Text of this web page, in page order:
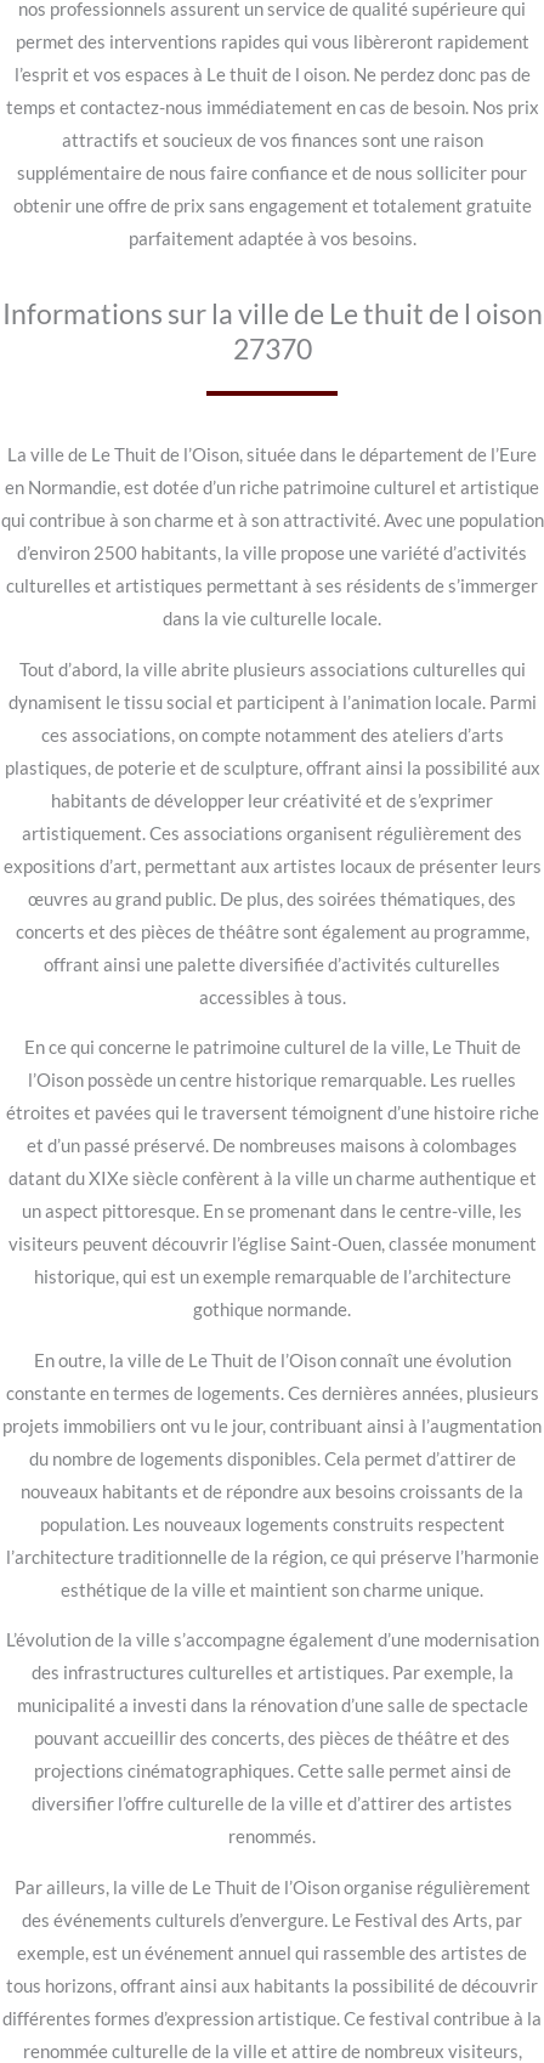
nos professionnels assurent un service de qualité supérieure qui
permet des interventions rapides qui vous libèreront rapidement
l’esprit et vos espaces à Le thuit de l oison. Ne perdez donc pas de
temps et contactez-nous immédiatement en cas de besoin. Nos prix
attractifs et soucieux de vos finances sont une raison
supplémentaire de nous faire confiance et de nous solliciter pour
obtenir une offre de prix sans engagement et totalement gratuite
parfaitement adaptée à vos besoins.
Informations sur la ville de Le thuit de l oison
27370
La ville de Le Thuit de l’Oison, située dans le département de l’Eure
en Normandie, est dotée d’un riche patrimoine culturel et artistique
qui contribue à son charme et à son attractivité. Avec une population
d’environ 2500 habitants, la ville propose une variété d’activités
culturelles et artistiques permettant à ses résidents de s’immerger
dans la vie culturelle locale.
Tout d’abord, la ville abrite plusieurs associations culturelles qui
dynamisent le tissu social et participent à l’animation locale. Parmi
ces associations, on compte notamment des ateliers d’arts
plastiques, de poterie et de sculpture, offrant ainsi la possibilité aux
habitants de développer leur créativité et de s’exprimer
artistiquement. Ces associations organisent régulièrement des
expositions d’art, permettant aux artistes locaux de présenter leurs
œuvres au grand public. De plus, des soirées thématiques, des
concerts et des pièces de théâtre sont également au programme,
offrant ainsi une palette diversifiée d’activités culturelles
accessibles à tous.
En ce qui concerne le patrimoine culturel de la ville, Le Thuit de
l’Oison possède un centre historique remarquable. Les ruelles
étroites et pavées qui le traversent témoignent d’une histoire riche
et d’un passé préservé. De nombreuses maisons à colombages
datant du XIXe siècle confèrent à la ville un charme authentique et
un aspect pittoresque. En se promenant dans le centre-ville, les
visiteurs peuvent découvrir l’église Saint-Ouen, classée monument
historique, qui est un exemple remarquable de l’architecture
gothique normande.
En outre, la ville de Le Thuit de l’Oison connaît une évolution
constante en termes de logements. Ces dernières années, plusieurs
projets immobiliers ont vu le jour, contribuant ainsi à l’augmentation
du nombre de logements disponibles. Cela permet d’attirer de
nouveaux habitants et de répondre aux besoins croissants de la
population. Les nouveaux logements construits respectent
l’architecture traditionnelle de la région, ce qui préserve l’harmonie
esthétique de la ville et maintient son charme unique.
L’évolution de la ville s’accompagne également d’une modernisation
des infrastructures culturelles et artistiques. Par exemple, la
municipalité a investi dans la rénovation d’une salle de spectacle
pouvant accueillir des concerts, des pièces de théâtre et des
projections cinématographiques. Cette salle permet ainsi de
diversifier l’offre culturelle de la ville et d’attirer des artistes
renommés.
Par ailleurs, la ville de Le Thuit de l’Oison organise régulièrement
des événements culturels d’envergure. Le Festival des Arts, par
exemple, est un événement annuel qui rassemble des artistes de
tous horizons, offrant ainsi aux habitants la possibilité de découvrir
différentes formes d’expression artistique. Ce festival contribue à la
renommée culturelle de la ville et attire de nombreux visiteurs,